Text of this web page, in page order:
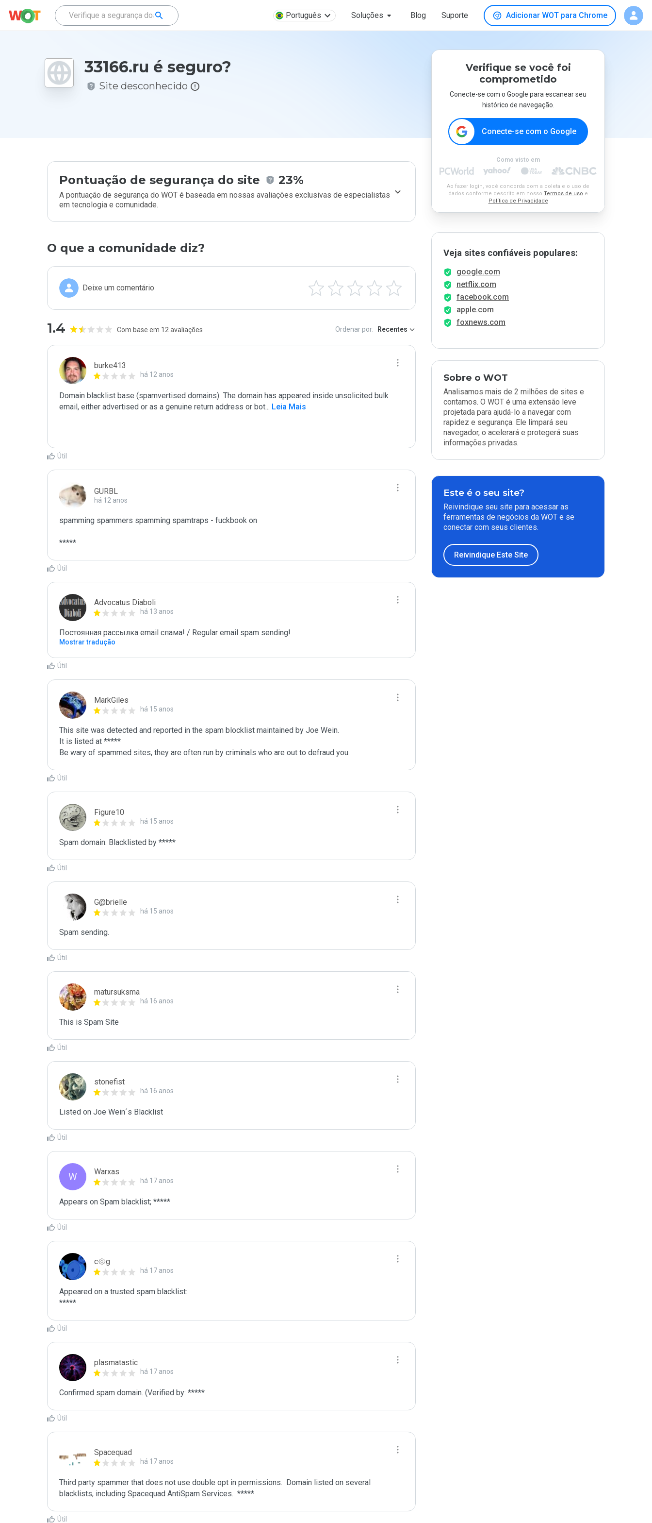
Português Soluções Blog Suporte Adicionar WOT para Chrome
33166.ru é seguro?
Site desconhecido
Pontuação de segurança do site 23%
A pontuação de segurança do WOT é baseada em nossas avaliações exclusivas de especialistas
em tecnologia e comunidade.
O que a comunidade diz?
Deixe um comentário
1.4 Com base em 12 avaliações Ordenar por: Recentes
burke413
há 12 anos
Domain blacklist base (spamvertised domains)  The domain has appeared inside unsolicited bulk
email, either advertised or as a genuine return address or bot... Leia Mais
Útil
GURBL
há 12 anos
spamming spammers spamming spamtraps - fuckbook on
*****
Útil
Advocatus Diaboli
há 13 anos
Постоянная рассылка email спама! / Regular email spam sending!
Mostrar tradução
Útil
MarkGiles
há 15 anos
This site was detected and reported in the spam blocklist maintained by Joe Wein.
It is listed at *****
Be wary of spammed sites, they are often run by criminals who are out to defraud you.
Útil
Figure10
há 15 anos
Spam domain. Blacklisted by *****
Útil
G@brielle
há 15 anos
Spam sending.
Útil
matursuksma
há 16 anos
This is Spam Site
Útil
stonefist
há 16 anos
Listed on Joe Wein´s Blacklist
Útil
W Warxas
há 17 anos
Útil
c۞g
há 17 anos
Appeared on a trusted spam blacklist:
*****
Útil
plasmatastic
há 17 anos
Confirmed spam domain. (Verified by: *****
Útil
Spacequad
há 17 anos
Third party spammer that does not use double opt in permissions.  Domain listed on several
Útil
Verifique se você foi
comprometido
Conecte-se com o Google para escanear seu
histórico de navegação.
Conecte-se com o Google
Como visto em
Ao fazer login, você concorda com a coleta e o uso de
dados conforme descrito em nosso Termos de uso e
Política de Privacidade
Veja sites confiáveis populares:
google.com
netflix.com
facebook.com
apple.com
foxnews.com
Sobre o WOT
Analisamos mais de 2 milhões de sites e
contamos. O WOT é uma extensão leve
projetada para ajudá-lo a navegar com
rapidez e segurança. Ele limpará seu
navegador, o acelerará e protegerá suas
informações privadas.
Este é o seu site?
Reivindique seu site para acessar as
ferramentas de negócios da WOT e se
conectar com seus clientes.
Reivindique Este Site